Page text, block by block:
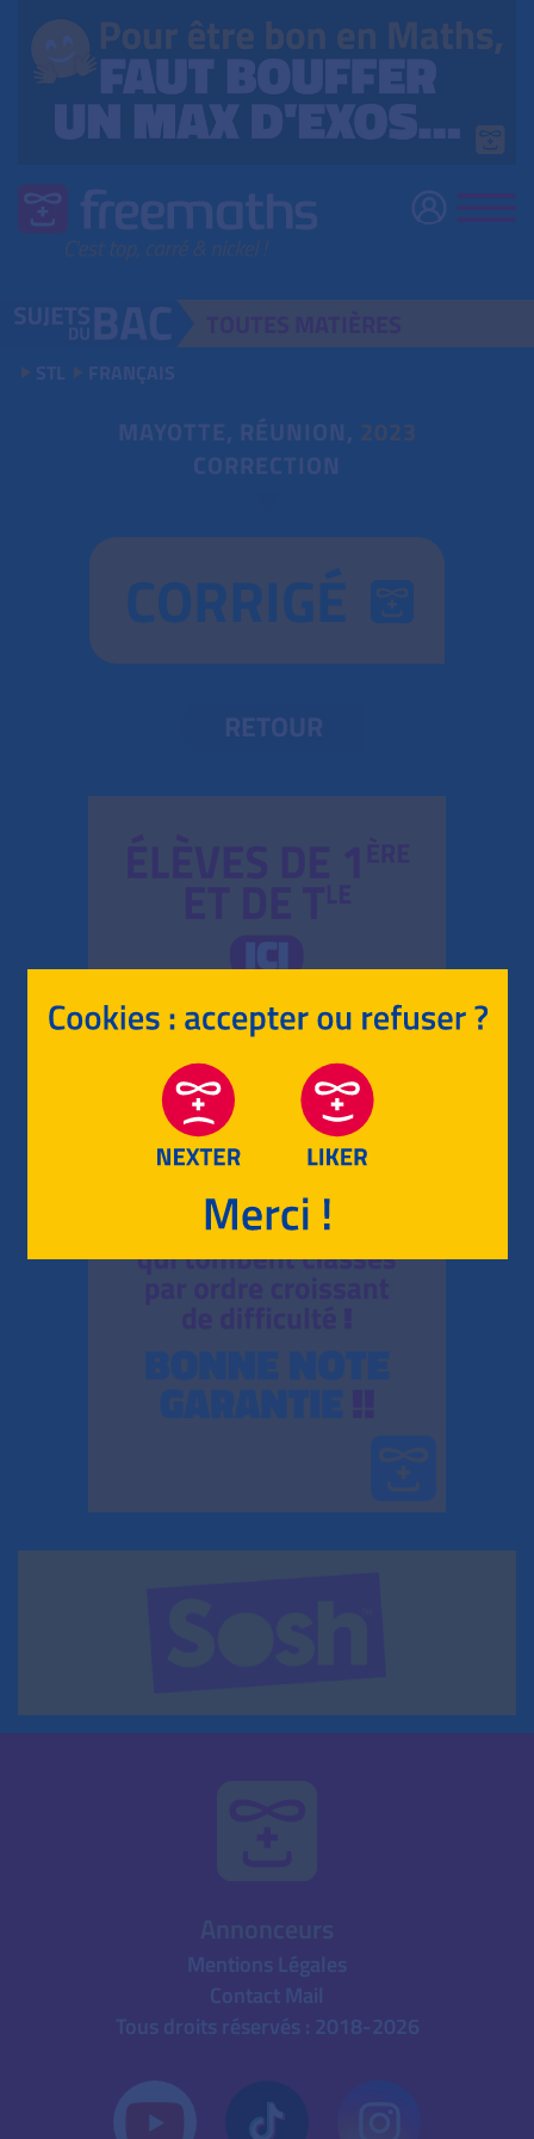
STL FRANÇAIS
MAYOTTE, RÉUNION, 2023
CORRECTION
CORRIGÉ
RETOUR
Mentions Légales
Contact Mail
Tous droits réservés : 2018-2026